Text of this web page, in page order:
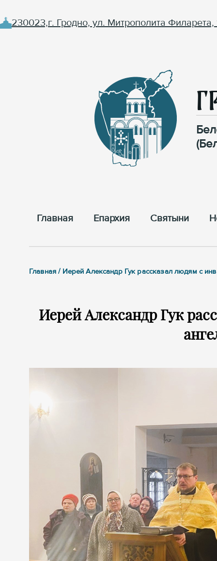
230023,г. Гродно, ул. Митрополита Филарета,
Главная Епархия Cвятыни
Главная / Иерей Александр Гук рассказал людям с
Иерей Александр Гук